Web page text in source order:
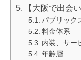
【大阪で出会
パブリック
料金体系
内装、サー
年齢層